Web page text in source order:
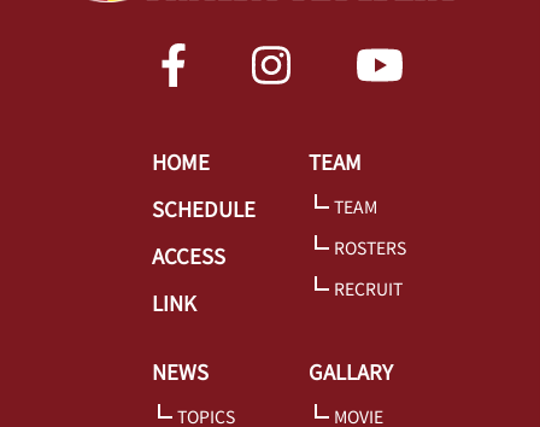
HOME
SCHEDULE
ACCESS
LINK
TEAM
TEAM
ROSTERS
RECRUIT
NEWS
TOPICS
GALLARY
MOVIE